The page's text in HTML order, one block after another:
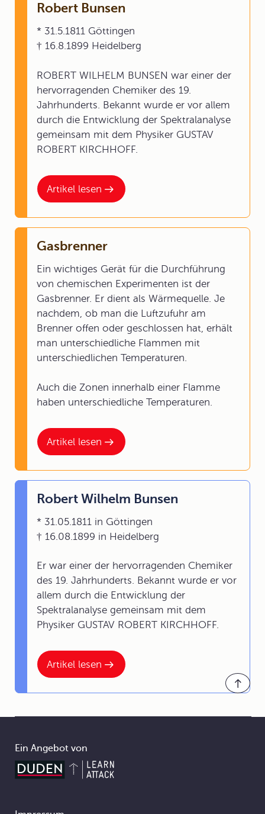
Artikel lesen
Robert Bunsen
* 31.5.1811 Göttingen
† 16.8.1899 Heidelberg
ROBERT WILHELM BUNSEN war einer der
hervorragenden Chemiker des 19.
Jahrhunderts. Bekannt wurde er vor allem
durch die Entwicklung der Spektralanalyse
gemeinsam mit dem Physiker GUSTAV
ROBERT KIRCHHOFF.
Artikel lesen
Gasbrenner
Ein wichtiges Gerät für die Durchführung
von chemischen Experimenten ist der
Gasbrenner. Er dient als Wärmequelle. Je
nachdem, ob man die Luftzufuhr am
Brenner offen oder geschlossen hat, erhält
man unterschiedliche Flammen mit
unterschiedlichen Temperaturen.
Auch die Zonen innerhalb einer Flamme
haben unterschiedliche Temperaturen.
Artikel lesen
Robert Wilhelm Bunsen
* 31.05.1811 in Göttingen
† 16.08.1899 in Heidelberg
Er war einer der hervorragenden Chemiker
des 19. Jahrhunderts. Bekannt wurde er vor
allem durch die Entwicklung der
Spektralanalyse gemeinsam mit dem
Physiker GUSTAV ROBERT KIRCHHOFF.
Ein Angebot von